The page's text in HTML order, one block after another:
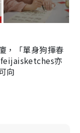
，「單身狗揮春
feijaisketches亦
向